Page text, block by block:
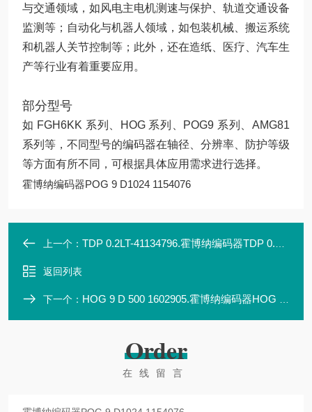
与交通领域，如风电主电机测速与保护、轨道交通设备
监测等；自动化与机器人领域，如包装机械、搬运系统
和机器人关节控制等；此外，还在造纸、医疗、汽车生
产等行业有着重要应用。
部分型号
如 FGH6KK 系列、HOG 系列、POG9 系列、AMG81
系列等，不同型号的编码器在轴径、分辨率、防护等级
等方面有所不同，可根据具体应用需求进行选择。
霍博纳编码器POG 9 D1024 1154076
上一个： TDP 0.2LT-41134796.霍博纳编码器TDP 0.2LT-41134796
返回列表
下一个： HOG 9 D 500 1602905.霍博纳编码器HOG 9 D 500 1602905
Order
在线留言